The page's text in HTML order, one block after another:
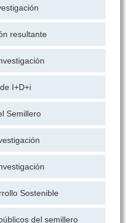
resultante
I+D+i
Semillero
Sostenible
del semillero